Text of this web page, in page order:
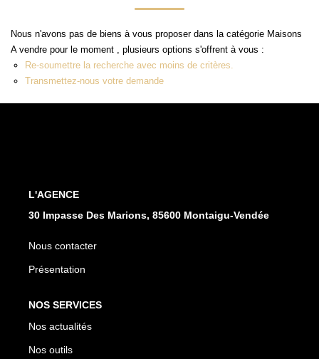
Ventes
Locations
ESTIMATION
Budget max Plus de critères
Nous n'avons pas de biens à vous proposer dans la catégorie Maisons
A vendre pour le moment , plusieurs options s'offrent à vous :
Re-soumettre la recherche avec moins de critères.
Transmettez-nous votre demande
L'AGENCE
30 Impasse Des Marions, 85600 Montaigu-Vendée
Nous contacter
Présentation
NOS SERVICES
Nos actualités
Nos outils